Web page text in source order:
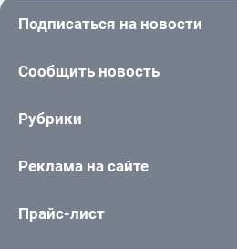
Подписаться на новости
Сообщить новость
Рубрики
Реклама на сайте
Прайс-лист